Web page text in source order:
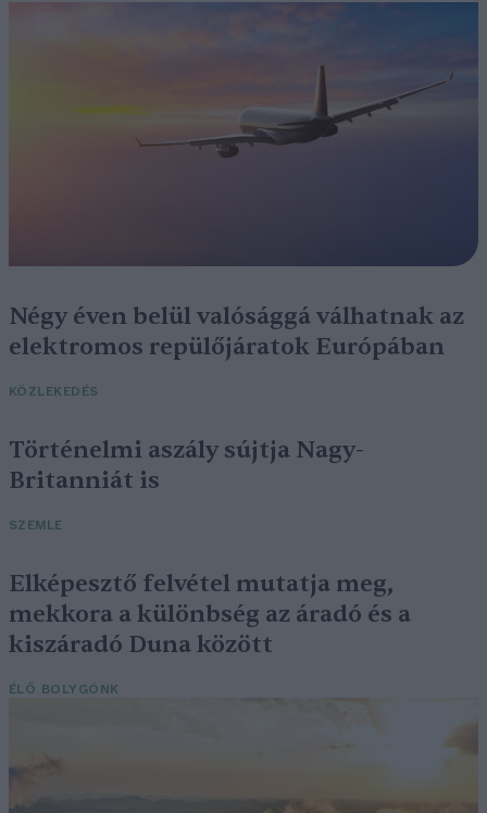
Négy éven belül valósággá válhatnak az
elektromos repülőjáratok Európában
KÖZLEKEDÉS
Történelmi aszály sújtja Nagy-
Britanniát is
SZEMLE
Elképesztő felvétel mutatja meg,
mekkora a különbség az áradó és a
kiszáradó Duna között
ÉLŐ BOLYGÓNK